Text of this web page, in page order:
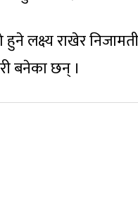
हुने लक्ष्य राखेर
बनेका छन् ।